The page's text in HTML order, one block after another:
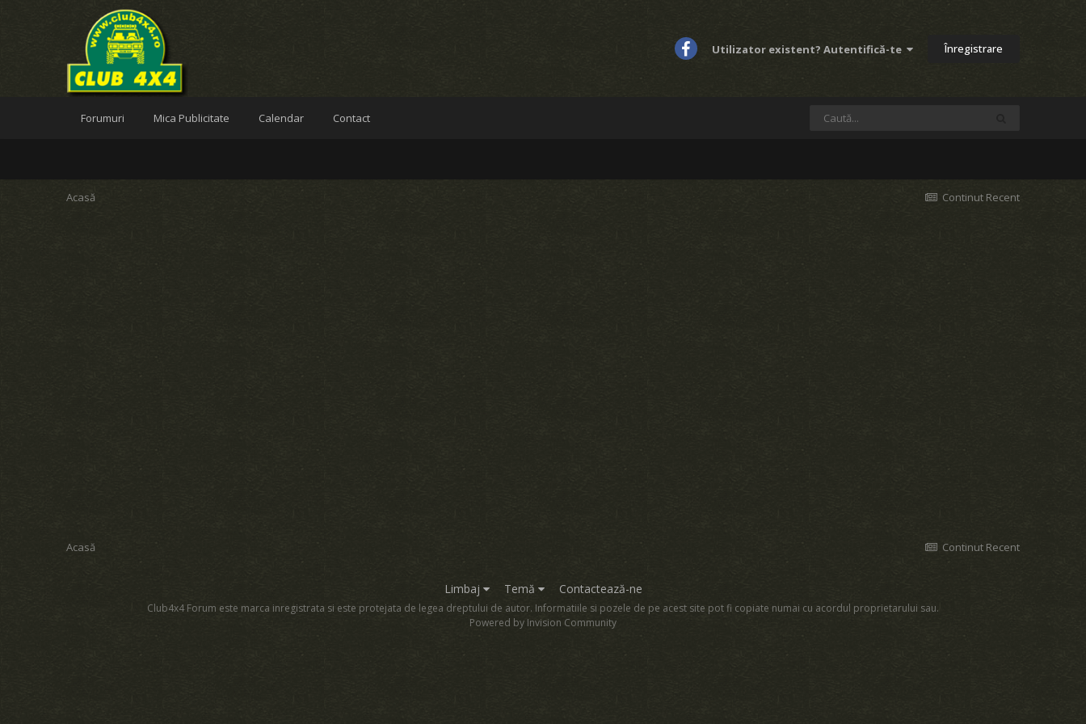
Utilizator existent? Autentifică-te Înregistrare
Forumuri Mica Publicitate Calendar Contact
Continut Recent
Acasă
Continut Recent
Acasă
Limbaj Temă Contactează-ne
Club4x4 Forum este marca inregistrata si este protejata de legea dreptului de autor. Informatiile si pozele de pe acest site pot fi copiate numai cu acordul proprietarului sau.
Powered by Invision Community